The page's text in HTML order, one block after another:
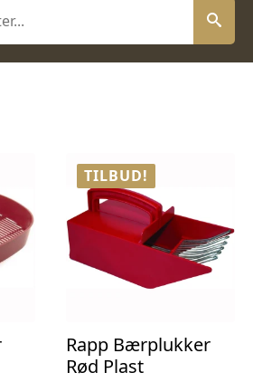
TILBUD!
Rapp Bærplukker
Rød Plast